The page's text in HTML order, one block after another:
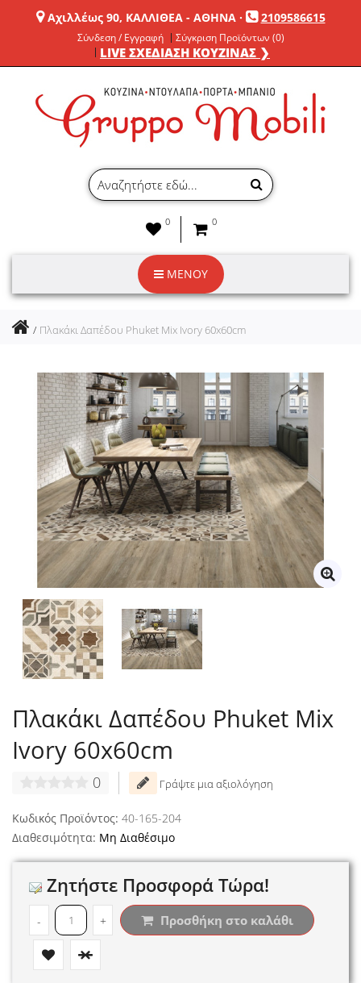
Αχιλλέως 90, ΚΑΛΛΙΘΕΑ - ΑΘΗΝΑ· 2109586615
Σύνδεση / Εγγραφή Σύγκριση Προϊόντων (0)
LIVE ΣΧΕΔΙΑΣΗ ΚΟΥΖΙΝΑΣ ❯
0 0
ΜΕΝΟΥ
Πλακάκι Δαπέδου Phuket Mix Ivory 60x60cm
Πλακάκι Δαπέδου Phuket Mix
Ivory 60x60cm
0 Γράψτε μια αξιολόγηση
Κωδικός Προϊόντος: 40-165-204
Διαθεσιμότητα: Μη Διαθέσιμο
Ζητήστε Προσφορά Τώρα!
- + Προσθήκη στο καλάθι